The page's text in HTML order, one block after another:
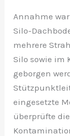
Annahme
Silo-
mehrere
Silo sowie im
geborgen
eingesetzte
überprüfte